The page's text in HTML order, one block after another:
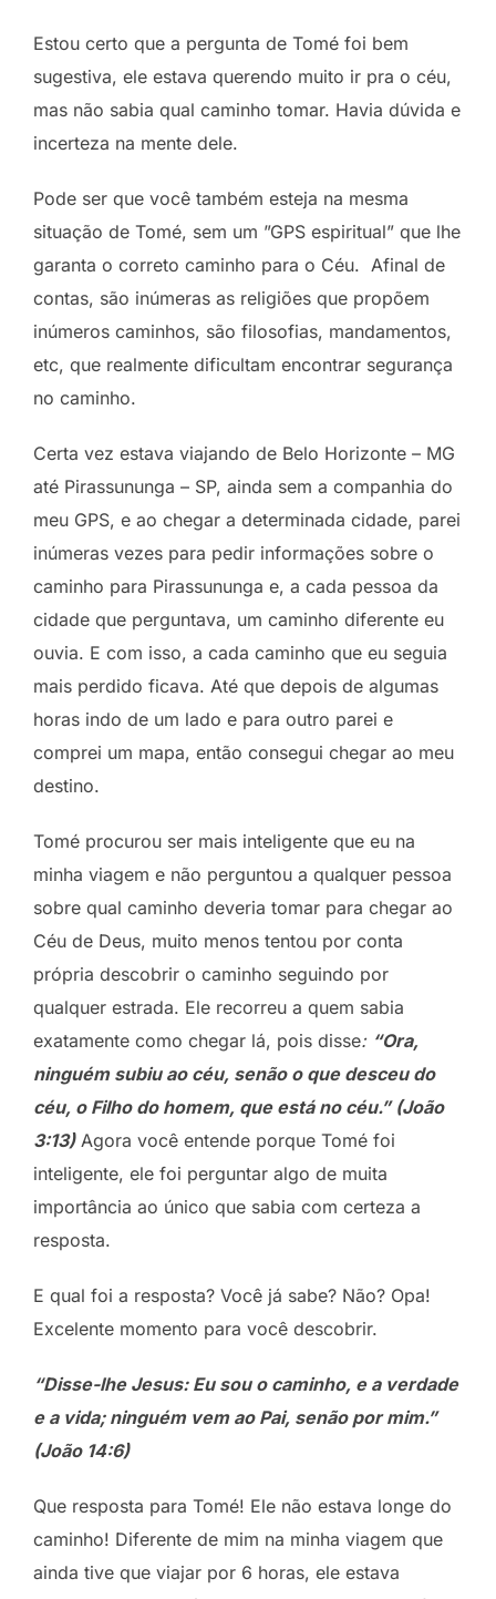
Estou certo que a pergunta de Tomé foi bem
sugestiva, ele estava querendo muito ir pra o céu,
mas não sabia qual caminho tomar. Havia dúvida e
incerteza na mente dele.
Pode ser que você também esteja na mesma
situação de Tomé, sem um ”GPS espiritual” que lhe
garanta o correto caminho para o Céu. Afinal de
contas, são inúmeras as religiões que propõem
inúmeros caminhos, são filosofias, mandamentos,
etc, que realmente dificultam encontrar segurança
no caminho.
Certa vez estava viajando de Belo Horizonte – MG
até Pirassununga – SP, ainda sem a companhia do
meu GPS, e ao chegar a determinada cidade, parei
inúmeras vezes para pedir informações sobre o
caminho para Pirassununga e, a cada pessoa da
cidade que perguntava, um caminho diferente eu
ouvia. E com isso, a cada caminho que eu seguia
mais perdido ficava. Até que depois de algumas
horas indo de um lado e para outro parei e
comprei um mapa, então consegui chegar ao meu
destino.
Tomé procurou ser mais inteligente que eu na
minha viagem e não perguntou a qualquer pessoa
sobre qual caminho deveria tomar para chegar ao
Céu de Deus, muito menos tentou por conta
própria descobrir o caminho seguindo por
qualquer estrada. Ele recorreu a quem sabia
exatamente como chegar lá, pois disse: “Ora,
ninguém subiu ao céu, senão o que desceu do
céu, o Filho do homem, que está no céu.”(João
3:13)Agora você entende porque Tomé foi
inteligente, ele foi perguntar algo de muita
importância ao único que sabia com certeza a
resposta.
E qual foi a resposta? Você já sabe? Não? Opa!
Excelente momento para você descobrir.
“Disse-lhe Jesus: Eu sou o caminho, e a verdade
e a vida; ninguém vem ao Pai, senão por mim.”
(João 14:6)
Que resposta para Tomé! Ele não estava longe do
caminho! Diferente de mim na minha viagem que
ainda tive que viajar por 6 horas, ele estava